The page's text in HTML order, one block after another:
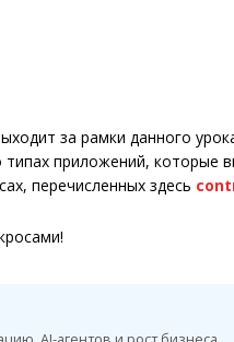
за рамки данного
приложений, которые
перечисленных здесь